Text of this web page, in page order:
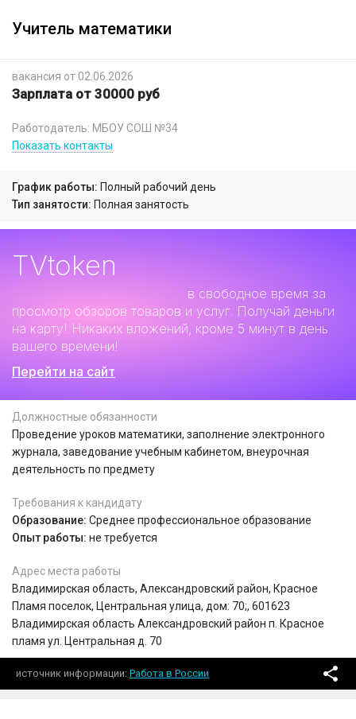
Учитель математики
вакансия от 02.06.2026
Зарплата от 30000 руб
Работодатель: МБОУ СОШ №34
Показать контакты
График работы: Полный рабочий день
Тип занятости: Полная занятость
TVtoken
в свободное время за
просмотр обзоров товаров и услуг. Получай деньги
на карту! Никаких вложений, кроме 5 минут в день
вашего времени!
Перейти на сайт
Должностные обязанности
Проведение уроков математики, заполнение электронного
журнала, заведование учебным кабинетом, внеурочная
деятельность по предмету
Требования к кандидату
Образование: Среднее профессиональное образование
Опыт работы: не требуется
Адрес места работы
Владимирская область, Александровский район, Красное
Пламя поселок, Центральная улица, дом: 70;, 601623
Владимирская область Александровский район п. Красное
пламя ул. Центральная д. 70
источник информации Работа в России